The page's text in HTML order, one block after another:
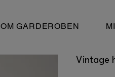
OM GARDEROBEN
Vintage